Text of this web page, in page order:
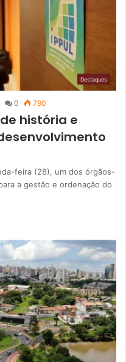
Destaques
0 790
história e
feira (28), um dos órgãos-
a gestão e ordenação do